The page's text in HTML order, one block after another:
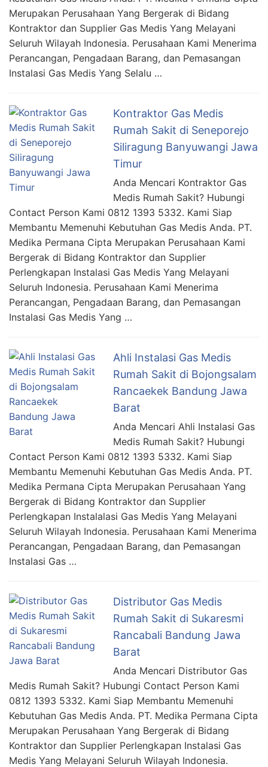
Merupakan Perusahaan Yang Bergerak di Bidang
Kontraktor dan Supplier Gas Medis Yang Melayani
Seluruh Wilayah Indonesia. Perusahaan Kami Menerima
Perancangan, Pengadaan Barang, dan Pemasangan
Instalasi Gas Medis Yang Selalu …
Kontraktor Gas Medis
Rumah Sakit di Seneporejo
Siliragung Banyuwangi Jawa
Timur
Anda Mencari Kontraktor Gas
Medis Rumah Sakit? Hubungi
Contact Person Kami 0812 1393 5332. Kami Siap
Membantu Memenuhi Kebutuhan Gas Medis Anda. PT.
Medika Permana Cipta Merupakan Perusahaan Kami
Bergerak di Bidang Kontraktor dan Supplier
Perlengkapan Instalasi Gas Medis Yang Melayani
Seluruh Indonesia. Perusahaan Kami Menerima
Perancangan, Pengadaan Barang, dan Pemasangan
Instalasi Gas Medis Yang …
Ahli Instalasi Gas Medis
Rumah Sakit di Bojongsalam
Rancaekek Bandung Jawa
Barat
Anda Mencari Ahli Instalasi Gas
Medis Rumah Sakit? Hubungi
Contact Person Kami 0812 1393 5332. Kami Siap
Membantu Memenuhi Kebutuhan Gas Medis Anda. PT.
Medika Permana Cipta Merupakan Perusahaan Yang
Bergerak di Bidang Kontraktor dan Supplier
Perlengkapan Instalalasi Gas Medis Yang Melayani
Seluruh Wilayah Indonesia. Perusahaan Kami Menerima
Perancangan, Pengadaan Barang, dan Pemasangan
Instalasi Gas …
Distributor Gas Medis
Rumah Sakit di Sukaresmi
Rancabali Bandung Jawa
Barat
Anda Mencari Distributor Gas
Medis Rumah Sakit? Hubungi Contact Person Kami
0812 1393 5332. Kami Siap Membantu Memenuhi
Kebutuhan Gas Medis Anda. PT. Medika Permana Cipta
Merupakan Perusahaan Yang Bergerak di Bidang
Kontraktor dan Supplier Perlengkapan Instalasi Gas
Medis Yang Melayani Seluruh Wilayah Indonesia.